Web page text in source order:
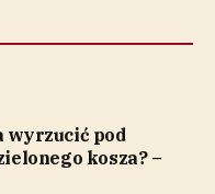
wyrzucić pod
kosza? –